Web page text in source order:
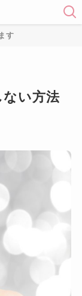
す
ない方法